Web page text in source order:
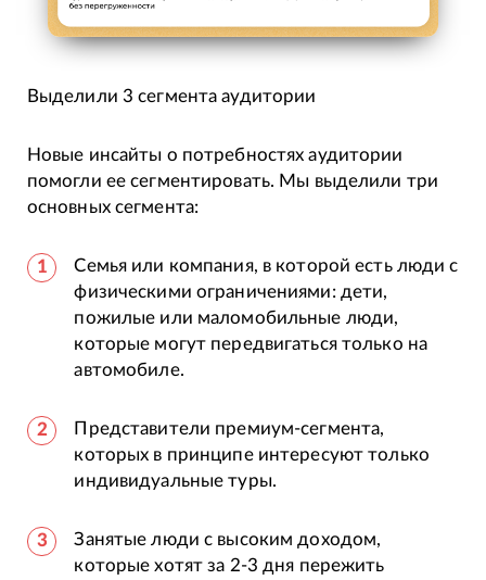
Выделили 3 сегмента аудитории
Новые инсайты о потребностях аудитории
помогли ее сегментировать. Мы выделили три
основных сегмента:
Семья или компания, в которой есть люди с
физическими ограничениями: дети,
пожилые или маломобильные люди,
которые могут передвигаться только на
автомобиле.
Представители премиум-сегмента,
которых в принципе интересуют только
индивидуальные туры.
Занятые люди с высоким доходом,
которые хотят за 2-3 дня пережить